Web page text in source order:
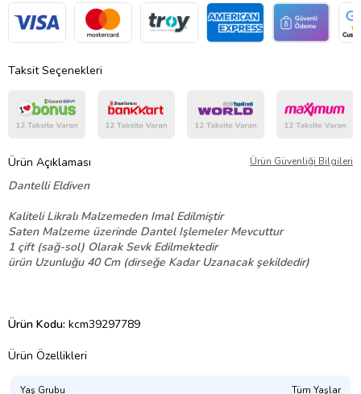
Taksit Seçenekleri
Ürün Açıklaması Ürün Güvenliği Bilgileri
Dantelli Eldiven
Kaliteli Likralı Malzemeden Imal Edilmiştir
Saten Malzeme üzerinde Dantel Işlemeler Mevcuttur
1 çift (sağ-sol) Olarak Sevk Edilmektedir
ürün Uzunluğu 40 Cm (dirseğe Kadar Uzanacak şekildedir)
Ürün Kodu: kcm39297789
Ürün Özellikleri
Yaş Grubu Tüm Yaşlar